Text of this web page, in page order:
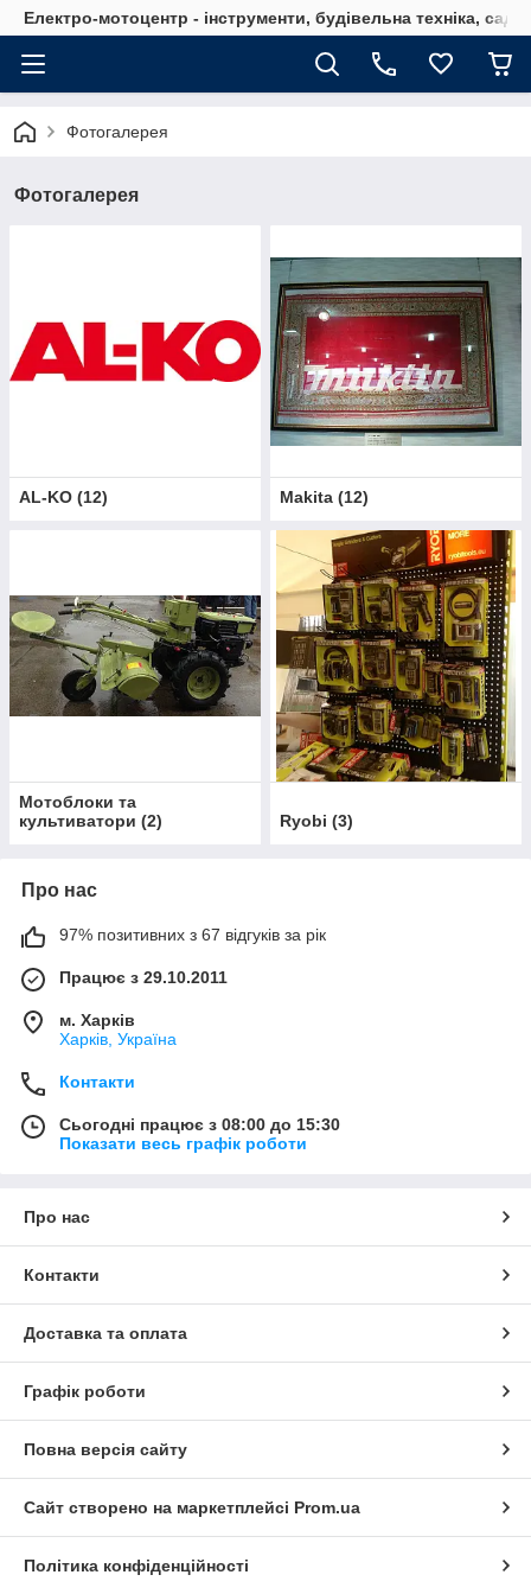
Електро-мотоцентр - інструменти, будівельна техніка,
Фотогалерея
Фотогалерея
AL-KO (12) Makita (12)
Мотоблоки та
культиватори (2) Ryobi (3)
Про нас
97% позитивних з 67 відгуків за рік
Працює з 29.10.2011
м. Харків
Харків, Україна
Контакти
Сьогодні працює з 08:00 до 15:30
Показати весь графік роботи
Про нас
Контакти
Доставка та оплата
Графік роботи
Повна версія сайту
Сайт створено на маркетплейсі Prom.ua
Політика конфіденційності